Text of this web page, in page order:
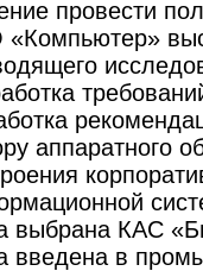
провести
аппаратного
выбрана КАС
введена в